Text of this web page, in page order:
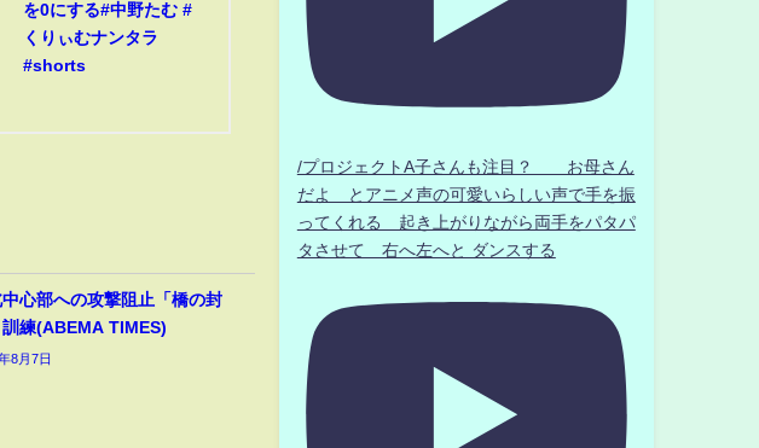
を0にする#中野たむ #
くりぃむナンタラ
#shorts
中心部への攻撃阻止「橋の封
練(ABEMA TIMES)
8月7日
/プロジェクトA子さんも注目？ お母さん
だよ とアニメ声の可愛いらしい声で手を振
ってくれる 起き上がりながら両手をパタパ
タさせて 右へ左へと ダンスする